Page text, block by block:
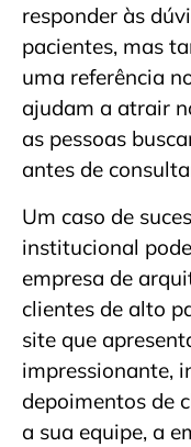
responder às
pacientes, mas
uma referência
ajudam a atrair
as pessoas
antes de
Um caso de
institucional
empresa de
clientes de alto
site que
impressionante,
depoimentos de
a sua equipe, a